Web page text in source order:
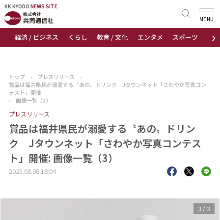
KK KYODO NEWS SITE
›
経済 / ビジネス くらし 教育 / 文化 エンタメ スポーツ 地域
MENU
KK KYODONEWS SITE
トップページ
ニュース
おすすめコンテンツ
出版物
会社概要
トップ › プレスリリース
›
賞品は福井県民が溺愛する〝あの〟ドリンク Jタウンネット「さわやか写真コン
テスト」開催
›
画像一覧（3）
プレスリリース
賞品は福井県民が溺愛する〝あの〟ドリン
ク Jタウンネット「さわやか写真コンテス
ト」開催: 画像一覧（3）
2025.08.08 18:04
3 / 3